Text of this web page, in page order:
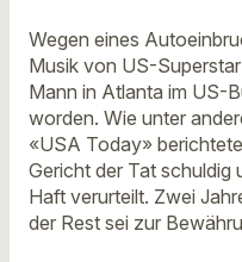
Wegen eines
Musik von US-
Mann in Atlanta im US-
worden. Wie unter
«USA Today»
Gericht der Tat schuldig
Haft verurteilt. Zwei
der Rest sei zur